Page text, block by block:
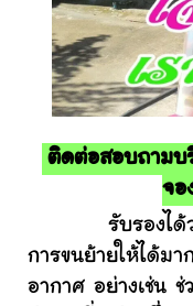
ติดต่อสอบถามบ
จอ
รับรองได้ว่าเ
การขนย้ายให้ได้ม
อากาศ อย่างเช่น